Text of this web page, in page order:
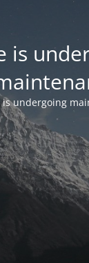
is
is undergoing